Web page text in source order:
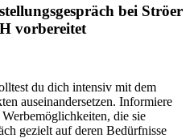
bei Ströer
vorbereitet
du dich intensiv mit dem
auseinandersetzen. Informiere
die sie
gezielt auf deren Bedürfnisse